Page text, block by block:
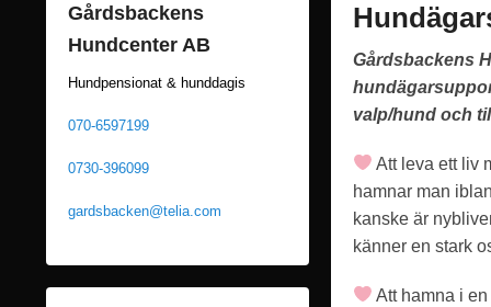
P
u
b
i
c
e
r
Gårdsbackens
valp/hund och
Att leva ett liv
hamnar man
kanske är
känner en stark
Att hamna i
Gårdsbackens
Hundcenter AB
Hundpensionat & hunddagis
070-6597199
0730-396099
gardsbacken@telia.com